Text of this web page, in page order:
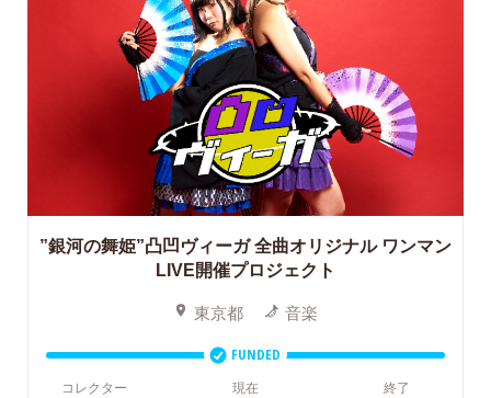
”銀河の舞姫”凸凹ヴィーガ全曲オリジナル ワンマン
LIVE開催プロジェクト
東京都 音楽
FUNDED
コレクター
現在 終了